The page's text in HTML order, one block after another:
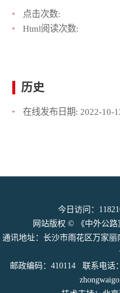
点击次数:
Html阅读次数:
历史
在线发布日期: 2022-10-
今日访问：
网站版权 © 《中外公路
通讯地址：长沙市雨花区万家丽
邮政编码：410114 联系电话